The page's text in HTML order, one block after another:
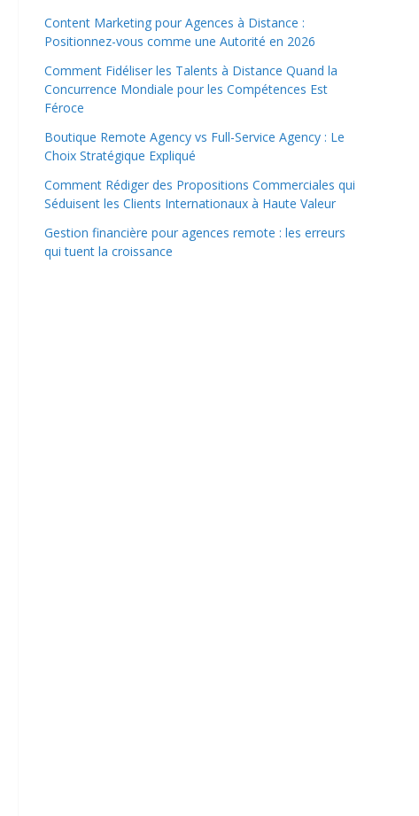
Content Marketing pour Agences à Distance :
Positionnez-vous comme une Autorité en 2026
Comment Fidéliser les Talents à Distance Quand la
Concurrence Mondiale pour les Compétences Est
Féroce
Boutique Remote Agency vs Full-Service Agency : Le
Choix Stratégique Expliqué
Comment Rédiger des Propositions Commerciales qui
Séduisent les Clients Internationaux à Haute Valeur
Gestion financière pour agences remote : les erreurs
qui tuent la croissance